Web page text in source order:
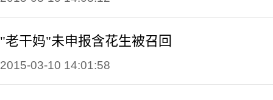
"老干妈"未申报含花生被召回
2015-03-10 14:01:58